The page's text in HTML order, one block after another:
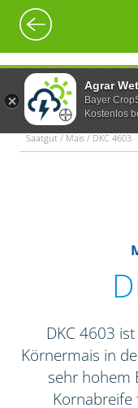
Agrar
Bayer
Kostenlos
Saatgut / Mais / DKC 4603
DKC 4603
Körnermais in
sehr hohem